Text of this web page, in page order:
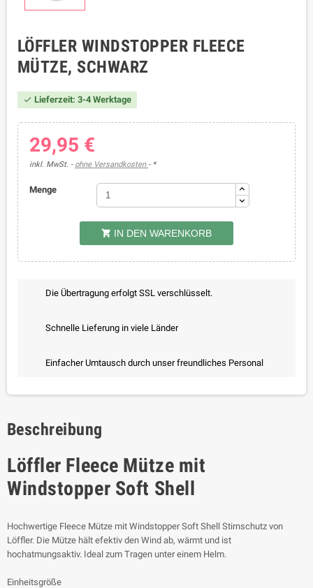
LÖFFLER WINDSTOPPER FLEECE
MÜTZE, SCHWARZ
 Lieferzeit: 3-4 Werktage
29,95 €
inkl. MwSt. ohne Versandkosten *
Menge
 IN DEN WARENKORB
Die Übertragung erfolgt SSL verschlüsselt.
Schnelle Lieferung in viele Länder
Einfacher Umtausch durch unser freundliches Personal
Beschreibung
Löffler Fleece Mütze mit
Windstopper Soft Shell
Hochwertige Fleece Mütze mit Windstopper Soft Shell Stirnschutz von
Löffler. Die Mütze hält efektiv den Wind ab, wärmt und ist
hochatmungsaktiv. Ideal zum Tragen unter einem Helm.
Einheitsgröße